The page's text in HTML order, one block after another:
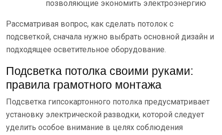
позволяющие экономить электроэнергию
Рассматривая вопрос, как сделать потолок с
подсветкой, сначала нужно выбрать основной дизайн и
подходящее осветительное оборудование.
Подсветка потолка своими руками:
правила грамотного монтажа
Подсветка гипсокартонного потолка предусматривает
установку электрической разводки, которой следует
уделить особое внимание в целях соблюдения